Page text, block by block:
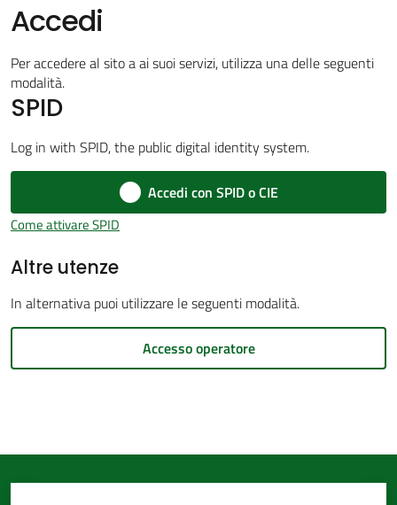
Servizi
Vivere
Castello
Trasparente
Menu selezionato
argomenti...
Seguici
Accedi
Per accedere al sito a ai suoi servizi, utilizza una delle seguenti
modalità.
SPID
Log in with SPID, the public digital identity system.
Accedi con SPID o CIE
Come attivare SPID
Altre utenze
In alternativa puoi utilizzare le seguenti modalità.
Accesso operatore